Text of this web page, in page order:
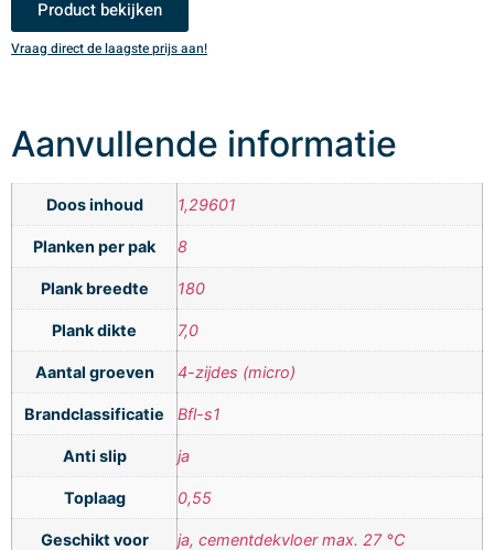
Product bekijken
Vraag direct de laagste prijs aan!
Aanvullende informatie
Doos inhoud 1,29601
Planken per pak 8
Plank breedte 180
Plank dikte 7,0
Aantal groeven 4-zijdes (micro)
Brandclassificatie Bfl-s1
Anti slip ja
Toplaag 0,55
Geschikt voor
ja, cementdekvloer max. 27 °C